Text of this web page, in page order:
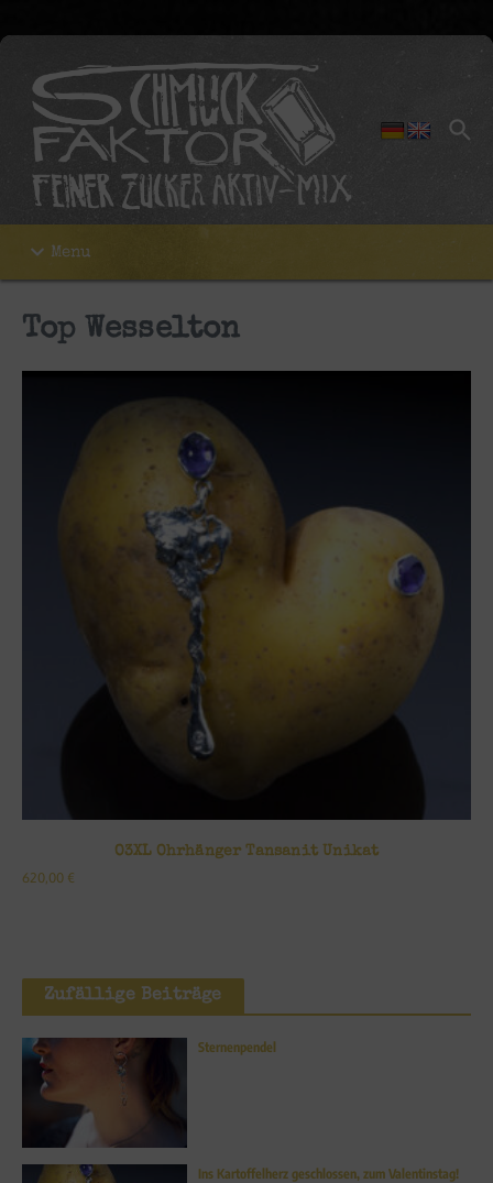
Zum Inhalt springen
Menu
Top Wesselton
O3XL Ohrhänger Tansanit Unikat
620,00 €
Zufällige Beiträge
Sternenpendel
Ins Kartoffelherz geschlossen, zum Valentinstag!